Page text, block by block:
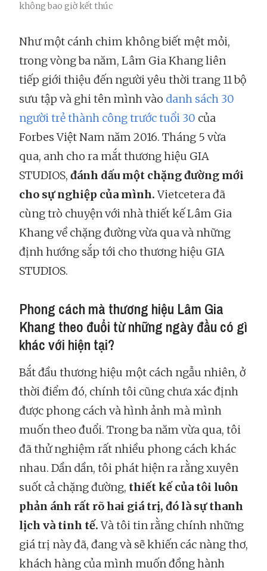
không bao giờ kết thúc
Như một cánh chim không biết mệt mỏi,
trong vòng ba năm, Lâm Gia Khang liên
tiếp giới thiệu đến người yêu thời trang 11 bộ
sưu tập và ghi tên mình vào danh sách 30
người trẻ thành công trước tuổi 30 của
Forbes Việt Nam năm 2016. Tháng 5 vừa
qua, anh cho ra mắt thương hiệu GIA
STUDIOS, đánh dấu một chặng đường mới
cho sự nghiệp của mình.Vietcetera đã
cùng trò chuyện với nhà thiết kế Lâm Gia
Khang về chặng đường vừa qua và những
định hướng sắp tới cho thương hiệu GIA
STUDIOS.
Phong cách mà thương hiệu Lâm Gia
Khang theo đuổi từ những ngày đầu có gì
khác với hiện tại?
Bắt đầu thương hiệu một cách ngẫu nhiên, ở
thời điểm đó, chính tôi cũng chưa xác định
được phong cách và hình ảnh mà mình
muốn theo đuổi. Trong ba năm vừa qua, tôi
đã thử nghiệm rất nhiều phong cách khác
nhau. Dần dần, tôi phát hiện ra rằng xuyên
suốt cả chặng đường, thiết kế của tôi luôn
phản ánh rất rõ hai giá trị, đó là sự thanh
lịch và tinh tế.Và tôi tin rằng chính những
giá trị này đã, đang và sẽ khiến các nàng thơ,
khách hàng của mình muốn đồng hành